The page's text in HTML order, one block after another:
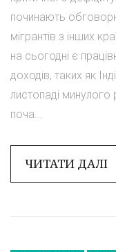
починають
мігрантів з інших
на сьогодні є
доходів, таких як
листопаді
поча...
ЧИТАТИ ДАЛІ